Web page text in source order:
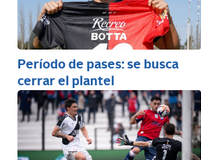
Período de pases: se busca
cerrar el plantel